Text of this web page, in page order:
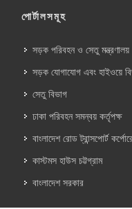
পোর্টালসমূহ
সড়ক পরিবহন ও সেতু মন্ত্রণালয়
সড়ক যোগাযোগ এবং হাইওয়ে
সেতু বিভাগ
ঢাকা পরিবহন সমন্বয় কর্তৃপক্ষ
বাংলাদেশ রোড ট্রান্সপোর্ট
কাস্টমস হাউস চট্টগ্রাম
বাংলাদেশ সরকার